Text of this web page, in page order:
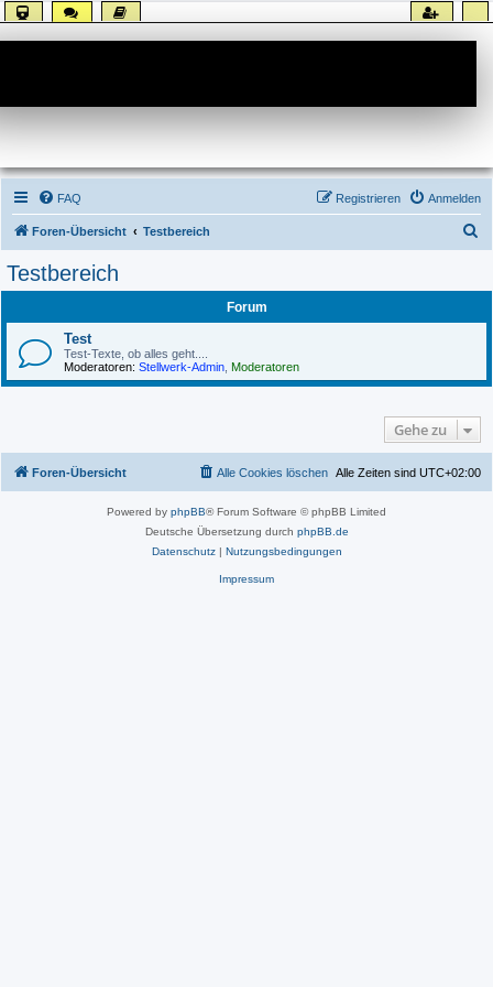
FAQ Anmelden
Registrieren
Foren-Übersicht Testbereich
Testbereich
Forum
Test
Test-Texte, ob alles geht....
Moderatoren: Stellwerk-Admin Moderatoren
Gehe zu
Foren-Übersicht Alle Zeiten sind UTC+02:00
Alle Cookies löschen
Powered by phpBB® Forum Software © phpBB Limited
Deutsche Übersetzung durch phpBB.de
Datenschutz| Nutzungsbedingungen
Impressum